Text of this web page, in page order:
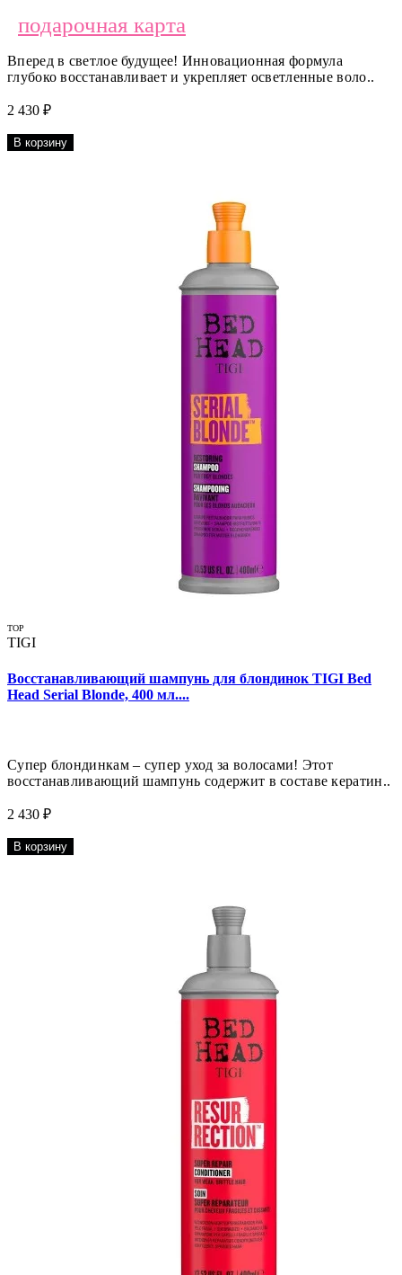
подарочная карта
Вперед в светлое будущее! Инновационная формула
глубоко восстанавливает и укрепляет осветленные воло..
2 430 ₽
В корзину
TOP
TIGI
Восстанавливающий шампунь для блондинок TIGI Bed
Head Serial Blonde, 400 мл....
Супер блондинкам – супер уход за волосами! Этот
восстанавливающий шампунь содержит в составе кератин..
2 430 ₽
В корзину